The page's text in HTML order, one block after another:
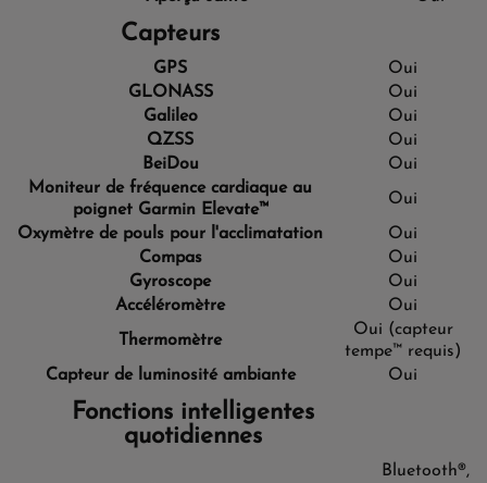
Capteurs
GPS
Oui
GLONASS
Oui
Galileo
Oui
QZSS
Oui
BeiDou
Oui
Moniteur de fréquence cardiaque au
poignet Garmin Elevate™
Oui
Oxymètre de pouls pour l'acclimatation
Oui
Compas
Oui
Gyroscope
Oui
Accéléromètre
Oui
Thermomètre
Oui (capteur
tempe™ requis)
Capteur de luminosité ambiante
Oui
Fonctions intelligentes
quotidiennes
Bluetooth®,